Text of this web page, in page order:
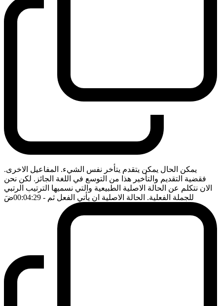
يمكن الحال يمكن يتقدم يتأخر نفس الشيء. المفاعيل الاخرى.
فقضية التقديم والتأخير هذا من التوسع في اللغة الجائز. لكن نحن
الان نتكلم عن الحالة الاصلية الطبيعية والتي نسميها الترتيب الرتبي
للجملة الفعلية. الحالة الاصلية ان يأتي الفعل ثم - 00:04:29 ضَ